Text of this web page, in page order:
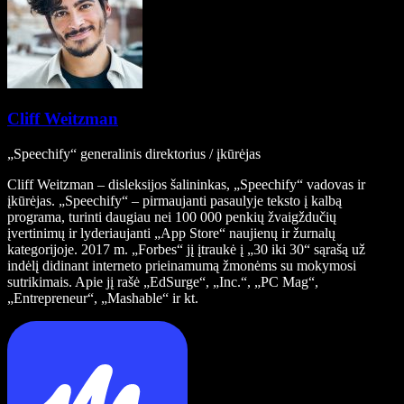
Cliff Weitzman
„Speechify“ generalinis direktorius / įkūrėjas
Cliff Weitzman – disleksijos šalininkas, „Speechify“ vadovas ir
įkūrėjas. „Speechify“ – pirmaujanti pasaulyje teksto į kalbą
programa, turinti daugiau nei 100 000 penkių žvaigždučių
įvertinimų ir lyderiaujanti „App Store“ naujienų ir žurnalų
kategorijoje. 2017 m. „Forbes“ jį įtraukė į „30 iki 30“ sąrašą už
indėlį didinant interneto prieinamumą žmonėms su mokymosi
sutrikimais. Apie jį rašė „EdSurge“, „Inc.“, „PC Mag“,
„Entrepreneur“, „Mashable“ ir kt.